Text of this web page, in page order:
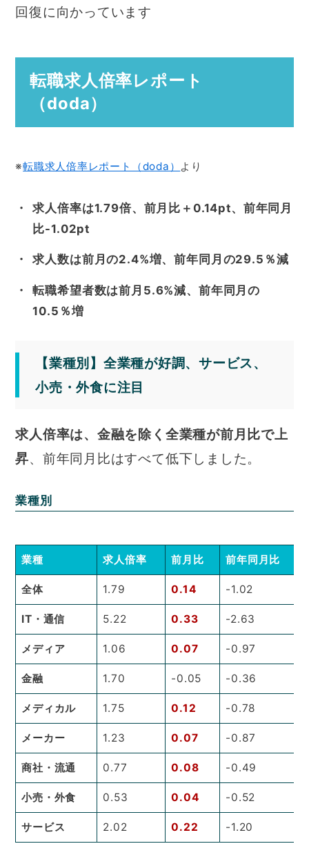
回復に向かっています
転職求人倍率レポート
（doda）
※転職求人倍率レポート（doda） より
求人倍率は1.79倍、前月比＋0.14pt、前年同月
比-1.02pt
求人数は前月の2.4%増、前年同月の29.5％減
転職希望者数は前月5.6%減、前年同月の
10.5％増
【業種別】全業種が好調、サービス、
小売・外食に注目
求人倍率は、金融を除く全業種が前月比で上
昇、前年同月比はすべて低下しました。
業種別
業種 求人倍率 前月比 前年同月比
全体 1.79 0.14 -1.02
IT・通信 5.22 0.33 -2.63
メディア 1.06 0.07 -0.97
金融 1.70 -0.05 -0.36
メディカル 1.75 0.12 -0.78
メーカー 1.23 0.07 -0.87
商社・流通 0.77 0.08 -0.49
小売・外食 0.53 0.04 -0.52
サービス 2.02 0.22 -1.20